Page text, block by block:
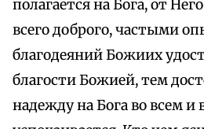
полагается на Бога, от
всего доброго, частыми
благодеяний Божиих
благости Божией, тем
надежду на Бога во всем и